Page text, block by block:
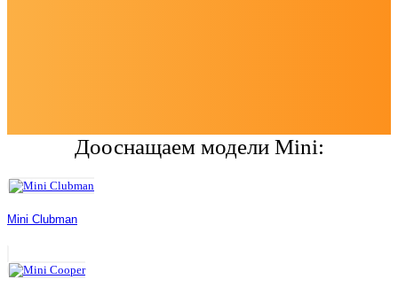
Дооснащаем модели Mini:
Mini Clubman